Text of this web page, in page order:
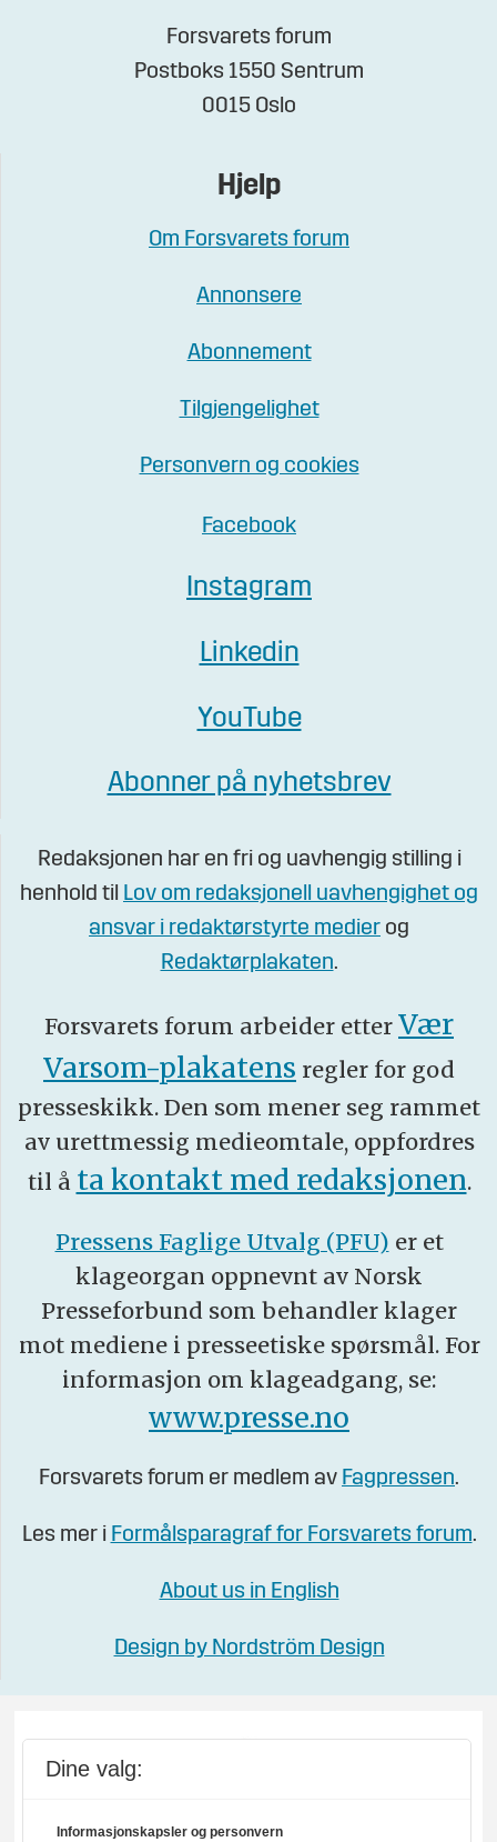
Forsvarets forum
Postboks 1550 Sentrum
0015 Oslo
Hjelp
Om Forsvarets forum
Annonsere
Abonnement
Tilgjengelighet
Personvern og cookies
Facebook
Instagram
Linkedin
YouTube
Abonner på nyhetsbrev
Redaksjonen har en fri og uavhengig stilling i
henhold til Lov om redaksjonell uavhengighet og
ansvar i redaktørstyrte medier og
Redaktørplakaten.
Forsvarets forum arbeider etter Vær
Varsom-plakatens regler for god
presseskikk. Den som mener seg rammet
av urettmessig medieomtale, oppfordres
til å ta kontakt med redaksjonen.
Pressens Faglige Utvalg (PFU) er et
klageorgan oppnevnt av Norsk
Presseforbund som behandler klager
mot mediene i presseetiske spørsmål. For
informasjon om klageadgang, se:
www.presse.no
Forsvarets forum er medlem av Fagpressen.
Les mer i Formålsparagraf for Forsvarets forum.
About us in English
Design by Nordström Design
Dine valg:
Informasjonskapsler og personvern